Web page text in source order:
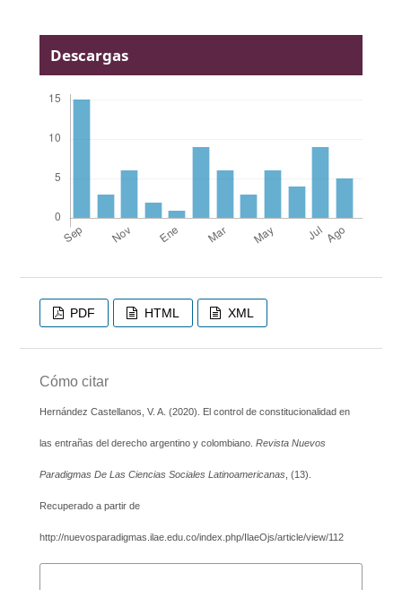
Descargas
PDF HTML XML
Cómo citar
Hernández Castellanos, V. A. (2020). El control de constitucionalidad en
las entrañas del derecho argentino y colombiano. Revista Nuevos
Paradigmas De Las Ciencias Sociales Latinoamericanas, (13).
Recuperado a partir de
http://nuevosparadigmas.ilae.edu.co/index.php/IlaeOjs/article/view/112